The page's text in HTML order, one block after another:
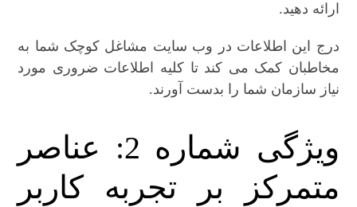
ارائه دهید.
درج این اطلاعات در وب سایت مشاغل کوچک شما به
مخاطبان کمک می کند تا کلیه اطلاعات ضروری مورد
نیاز سازمان شما را بدست آورند.
ویژگی شماره 2: عناصر
متمرکز بر تجربه کاربر